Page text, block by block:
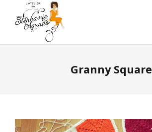
Granny Square